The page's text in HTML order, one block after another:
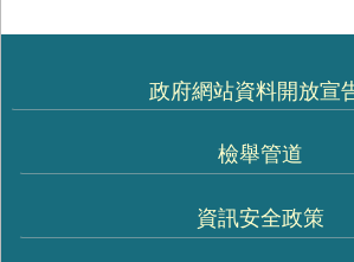
政府網站資料開放宣
檢舉管道
資訊安全政策